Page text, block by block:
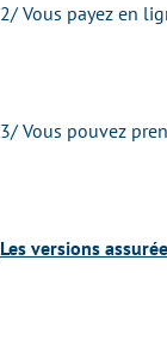
2/ Vous payez en
3/ Vous pouvez
Les versions